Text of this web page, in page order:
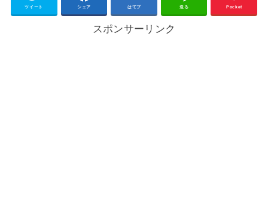
ツイート シェア はてブ 送る Pocket
スポンサーリンク